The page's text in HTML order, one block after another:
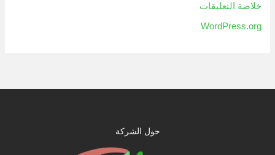
خلاصة التعليقات
WordPress.org
حول الشركة